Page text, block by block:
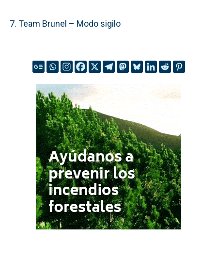
7. Team Brunel – Modo sigilo